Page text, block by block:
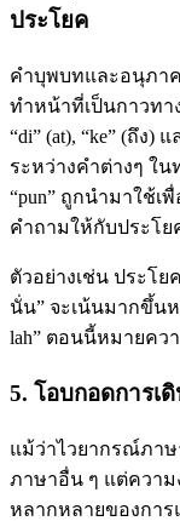
ประโยค
คําบุพบทและอนุภา
ทําหน้าที่เป็นกาวทา
“di” (at), “ke” (ถึง)
ระหว่างคำต่างๆ ใน
“pun” ถูกนำมาใช้เ
คำถามให้กับประโย
ตัวอย่างเช่น ประโย
นั่น” จะเน้นมากขึ้นห
lah” ตอนนี้หมายคว
5. โอบกอดการเ
แม้ว่าไวยากรณ์ภาษ
ภาษาอื่น ๆ แต่ควา
หลากหลายของการ